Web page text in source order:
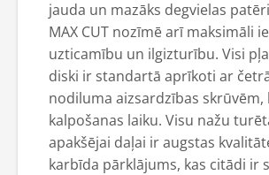
jauda un mazāks degvielas
MAX CUT nozīmē arī maksimāli
uzticamību un ilgizturību. Visi
diski ir standartā aprīkoti ar
nodiluma aizsardzības skrūvēm,
kalpošanas laiku. Visu nažu
apakšējai daļai ir augstas
karbīda pārklājums, kas citādi ir